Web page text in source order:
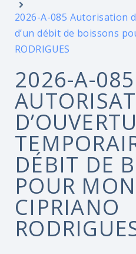
2026-A-085 Autorisation
d’un débit de boissons
RODRIGUES
2026-A-085
DÉBIT DE
POUR
CIPRIANO